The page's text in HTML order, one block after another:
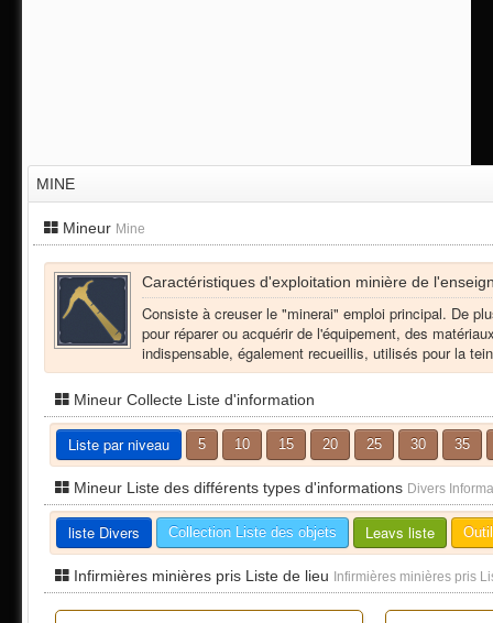
MINE
Mineur Mine
Caractéristiques d'exploitation minière de
Consiste à creuser le "minerai" emploi principal. De
pour réparer ou acquérir de l'équipement, des
indispensable, également recueillis, utilisés pour la
Mineur Collecte Liste d'information
Liste par niveau 5 10 15 20 25 30 35
Mineur Liste des différents types d'informations Divers
liste Divers Collection Liste des objets Leavs liste
Infirmières minières pris Liste de lieu Infirmières minières pris